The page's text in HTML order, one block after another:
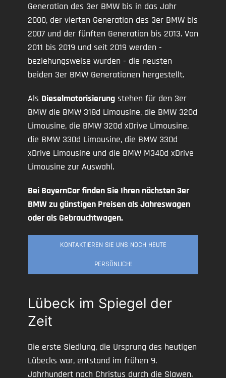
Generation des 3er BMW bis in das Jahr
2000, der vierten Generation des 3er BMW bis
2007 und der fünften Generation bis 2013. Von
2011 bis 2019 und seit 2019 werden -
beziehungsweise wurden - die neusten
beiden 3er BMW Generationen hergestellt.
Als Dieselmotorisierung stehen für den 3er
BMW die BMW 318d Limousine, die BMW 320d
Limousine, die BMW 320d xDrive Limousine,
die BMW 330d Limousine, die BMW 330d
xDrive Limousine und die BMW M340d xDrive
Limousine zur Auswahl.
Bei BayernCar finden Sie Ihren nächsten 3er
BMW zu günstigen Preisen als Jahreswagen
oder als Gebrauchtwagen.
KONTAKTIEREN SIE UNS NOCH HEUTE
PERSÖNLICH!
Lübeck im Spiegel der
Zeit
Die erste Siedlung, die Ursprung des heutigen
Lübecks war, entstand im frühen 9.
Jahrhundert nach Christus durch die Slawen.